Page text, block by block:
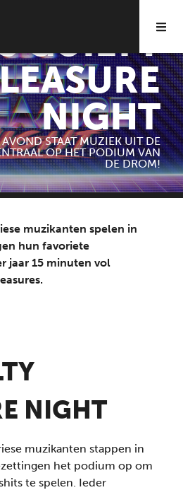
GUILTY
NIGHT
STAAT MUZIEK UIT DE
OP HET PODIUM VAN
DE DROM!
muzikanten spelen in
hun favoriete
jaar 15 minuten vol
NIGHT
muzikanten stappen in
het podium op om
te spelen. Ieder